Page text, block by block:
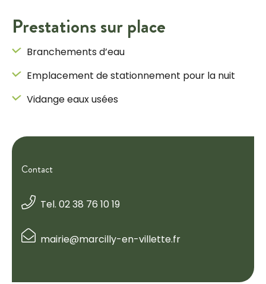
Prestations sur place
Branchements d’eau
Emplacement de stationnement pour la nuit
Vidange eaux usées
Contact
Tel. 02 38 76 10 19
mairie@marcilly-en-villette.fr